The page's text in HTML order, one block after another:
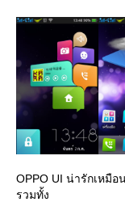
OPPO UI น่ารักเหมื
รวมทั้ง